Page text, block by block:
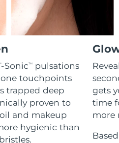
SonicTM
pulsations
touchpoints
trapped deep
proven to
and makeup
hygienic than
gets
time
more
go
IPL hair removal
Cooling Prep Gel
hair removal gel
serum
serum
2
device
Blemish Solution
acne gel
設備
devices
eye massager
care treatment
eye massagers
.
护理
hair
massager
advanced
Peptide Scalp
Whitening Set
device & 18% PAP gel
Whitening Gel
預計送達日期
預計送達日期
8/11/26
預計送達日期 8/8/26
8/10/26
預計送達日期